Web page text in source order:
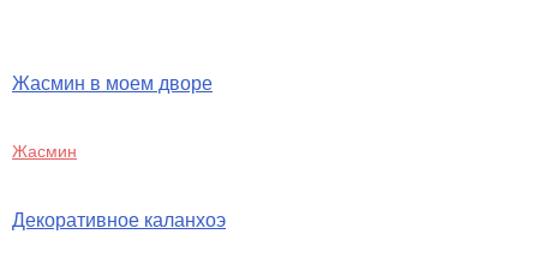
Жасмин в моем дворе
Жасмин
Декоративное каланхоэ